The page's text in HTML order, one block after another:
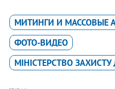
МИТИНГИ И МАССОВЫЕ
ФОТО-ВИДЕО
МІНІСТЕРСТВО